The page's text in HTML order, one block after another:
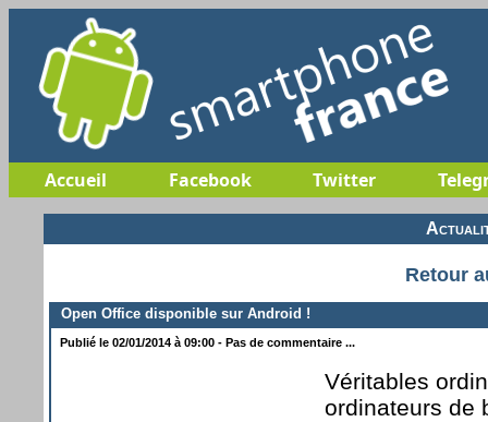
Accueil Facebook Twitter
Retour
Open Office disponible sur Android !
Publié le 02/01/2014 à 09:00 - Pas de commentaire ...
Véritables
ordinateurs de